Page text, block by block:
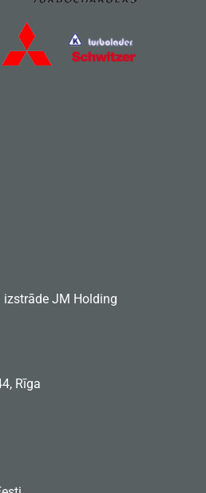
izstrādeJM Holding
Rīga